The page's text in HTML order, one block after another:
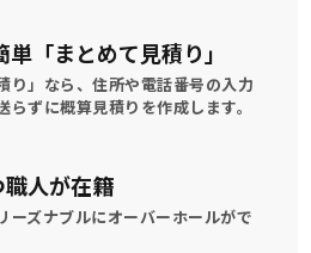
単 「まとめて見積り」
り」なら、住所や電話番号の入力
らずに概算見積りを作成します。
職人が在籍
ーズナブルにオーバーホールがで